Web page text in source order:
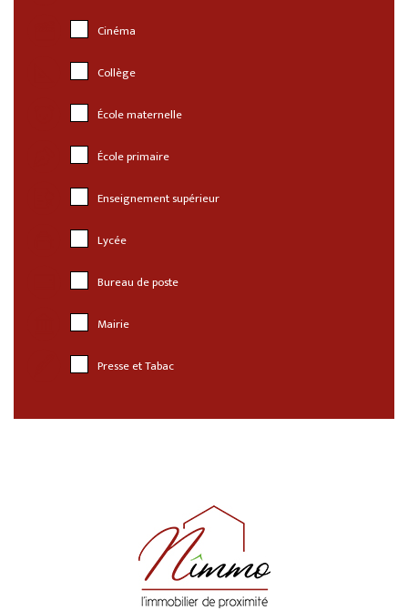
Cinéma
Collège
École maternelle
École primaire
Enseignement supérieur
Lycée
Bureau de poste
Mairie
Presse et Tabac